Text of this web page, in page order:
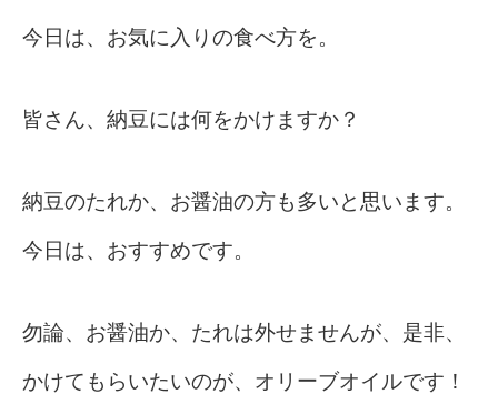
今日は、お気に入りの食べ方を。
皆さん、納豆には何をかけますか？
納豆のたれか、お醤油の方も多いと思います。
今日は、おすすめです。
勿論、お醤油か、たれは外せませんが、是非、
かけてもらいたいのが、オリーブオイルです！